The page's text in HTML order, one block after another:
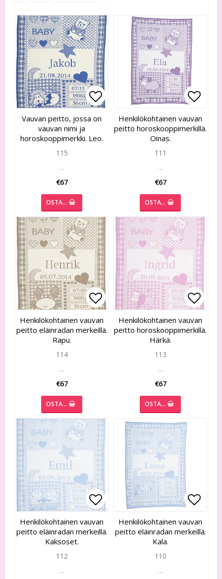
Add to list of favorites
Add to list of favorites
Vauvan peitto, jossa on
vauvan nimi ja
horoskooppimerkki. Leo.
115
…
€67
OSTA…
Add
Add
Henkilökohtainen vauvan
peitto horoskooppimerkillä.
Oinas.
111
…
€67
OSTA…
Add to list of favorites
Add to list of favorites
Henkilökohtainen vauvan
peitto eläinradan merkeillä.
Rapu.
114
…
€67
OSTA…
Add
Add
Henkilökohtainen vauvan
peitto horoskooppimerkillä.
Härkä.
113
…
€67
OSTA…
Add to list of favorites
Add to list of favorites
Henkilökohtainen vauvan
peitto eläinradan merkeillä.
Kaksoset.
112
…
Add
Add
Henkilökohtainen vauvan
peitto eläinradan merkeillä.
Kala.
110
…